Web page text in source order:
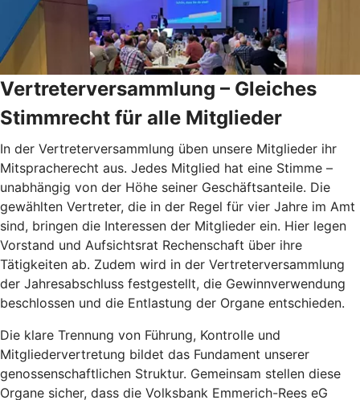
Vertreterversammlung – Gleiches
Stimmrecht für alle Mitglieder
In der Vertreterversammlung üben unsere Mitglieder ihr
Mitspracherecht aus. Jedes Mitglied hat eine Stimme –
unabhängig von der Höhe seiner Geschäftsanteile. Die
gewählten Vertreter, die in der Regel für vier Jahre im Amt
sind, bringen die Interessen der Mitglieder ein. Hier legen
Vorstand und Aufsichtsrat Rechenschaft über ihre
Tätigkeiten ab. Zudem wird in der Vertreterversammlung
der Jahresabschluss festgestellt, die Gewinnverwendung
beschlossen und die Entlastung der Organe entschieden.
Die klare Trennung von Führung, Kontrolle und
Mitgliedervertretung bildet das Fundament unserer
genossenschaftlichen Struktur. Gemeinsam stellen diese
Organe sicher, dass die Volksbank Emmerich-Rees eG